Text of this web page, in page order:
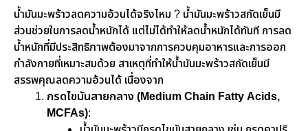
น้ำมันมะพร้าวลดความอ้วนได้จริงไหม ? น้ำมันมะพร้าวสกัดเย็นมี
ส่วนช่วยในการลดน้ำหนักได้ แต่ไม่ได้ทำให้ลดน้ำหนักได้ทันที การลด
น้ำหนักที่มีประสิทธิภาพต้องมาจากการควบคุมอาหารและการออก
กำลังกายที่เหมาะสมด้วย สาเหตุที่ทำให้น้ำมันมะพร้าวสกัดเย็นมี
สรรพคุณลดความอ้วนได้ เนื่องจาก
กรดไขมันสายกลาง (Medium Chain Fatty Acids,
MCFAs):